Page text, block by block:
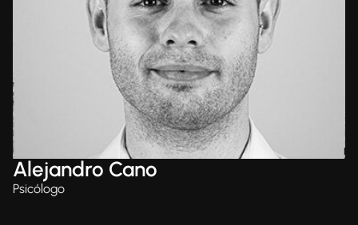
Alejandro Cano
Psicólogo